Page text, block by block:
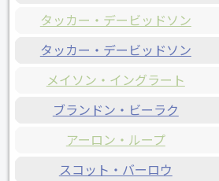
タッカー・デービッドソン
タッカー・デービッドソン
メイソン・イングラート
ブランドン・ビーラク
アーロン・ループ
スコット・バーロウ